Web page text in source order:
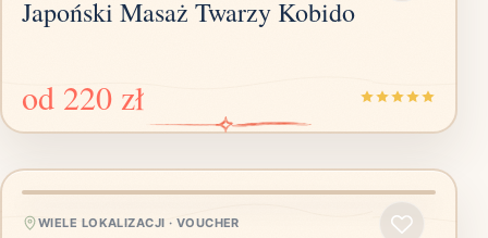
Japoński Masaż Twarzy Kobido
od 220 zł
WIELE LOKALIZACJI · VOUCHER